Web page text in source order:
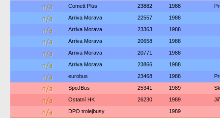
n/a Comett Plus 23882 1988
n/a Arriva Morava 22557 1988
n/a Arriva Morava 23363 1988
n/a Arriva Morava 20658 1988
n/a Arriva Morava 20771 1988
n/a Arriva Morava 23866 1988
n/a eurobus 23468 1988
n/a SpoJBus 25341 1989
n/a Ostatní HK 26230 1989
n/a DPO trolejbusy 1989